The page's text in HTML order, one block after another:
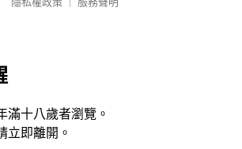
滿十八歲者瀏覽。
立即離開。